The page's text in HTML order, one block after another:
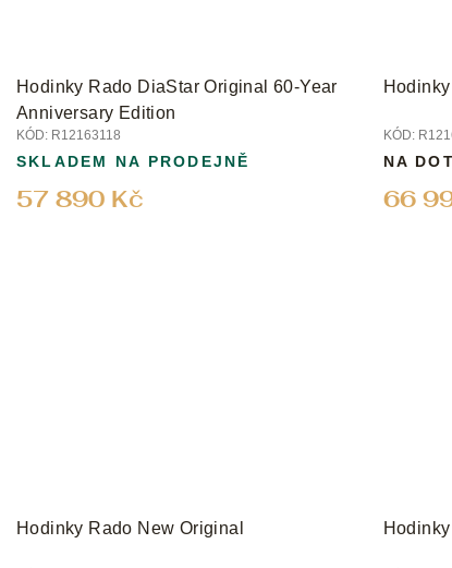
Hodinky Rado DiaStar Original 60-Year
Anniversary Edition
KÓD: R12163118
57 890 Kč
SKLADEM NA PRODEJNĚ
KÓD:
66
NA
Hodinky Rado New Original